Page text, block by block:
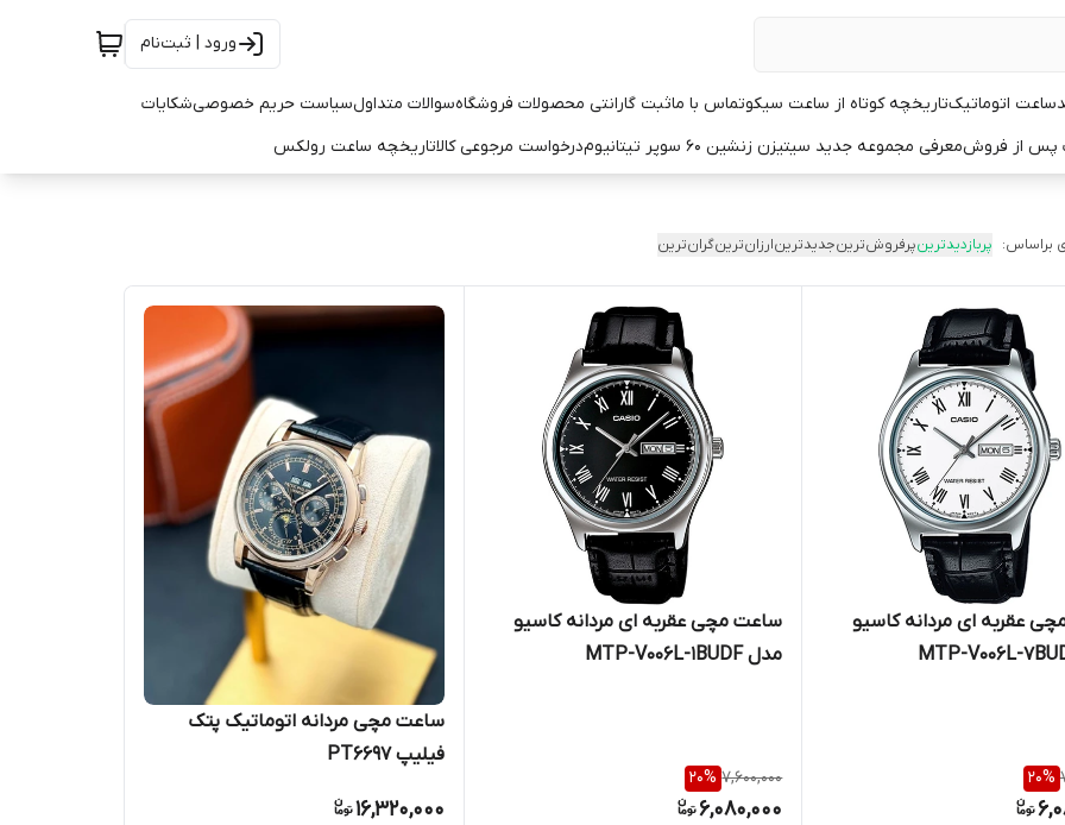
ورود | ثبت‌نام
ساعت اتوماتیکتاریخچه کوتاه از ساعت سیکوتماس با ماثبت گارانتی محصولات فروشگاهسوالات متداولسیاست حریم خصوصیشکایات
پس از فروشمعرفی مجموعه جدید سیتیزن زنشین ۶۰ سوپر تیتانیوم درخواست مرجوعی کالاتاریخچه ساعت رولکس
براساس: پربازدیدترینپرفروش‌ترینجدیدترینارزان‌ترینگران‌ترین
عقربه ای مردانه کاسیو
20%
ساعت مچی عقربه ای مردانه کاسیو
مدل MTP-V006L-1BUDF
7,600,000
20%
6,080,000
ساعت مچی مردانه اتوماتیک پتک
فیلیپ PT6697
16,320,000